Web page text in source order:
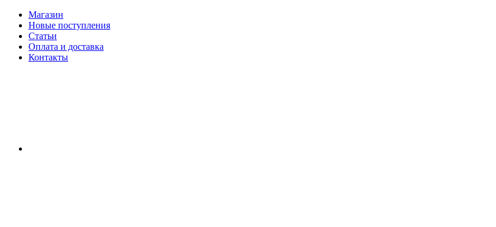
Магазин
Новые поступления
Статьи
Оплата и доставка
Контакты